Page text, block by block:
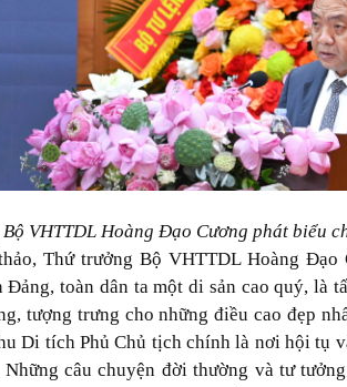
VHTTDL Hoàng Đạo Cương phát biểu
Thứ trưởng Bộ VHTTDL Hoàng
toàn dân ta một di sản cao quý, là
tượng trưng cho những điều cao đẹp
Di tích Phủ Chủ tịch chính là nơi hội tụ
Những câu chuyện đời thường và tư